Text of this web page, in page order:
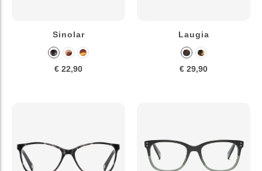
Sinolar
€ 22,90
Laugia
€ 29,90